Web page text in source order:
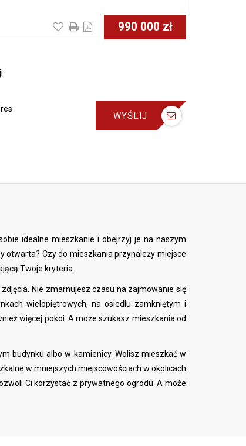
990 000 zł
WYŚLIJ
idealne mieszkanie i obejrzyj je na naszym
otwarta? Czy do mieszkania przynależy miejsce
Twoje kryteria.
Nie zmarnujesz czasu na zajmowanie się
wielopiętrowych, na osiedlu zamkniętym i
więcej pokoi. A może szukasz mieszkania od
budynku albo w kamienicy. Wolisz mieszkać w
w mniejszych miejscowościach w okolicach
Ci korzystać z prywatnego ogrodu. A może